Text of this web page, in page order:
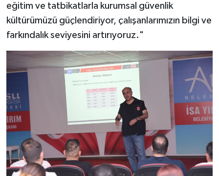
eğitim ve tatbikatlarla kurumsal güvenlik
kültürümüzü güçlendiriyor, çalışanlarımızın bilgi ve
farkındalık seviyesini artırıyoruz."